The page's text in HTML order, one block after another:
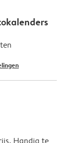
Handig te